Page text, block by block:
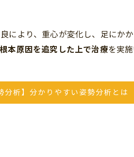
により、重心が変化し、足にか
根本原因を追究した上で治療を実施
分析】分かりやすい姿勢分析とは